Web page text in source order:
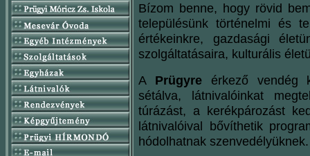
Bízom benne, hogy rövid
településünk történelmi és
értékeinkre, gazdasági
szolgáltatásaira, kulturális
A Prügyreérkező vendég
sétálva, látnivalóinkat
túrázást, a kerékpározást
látnivalóival bővíthetik
hódolhatnak szenvedélyüknek.